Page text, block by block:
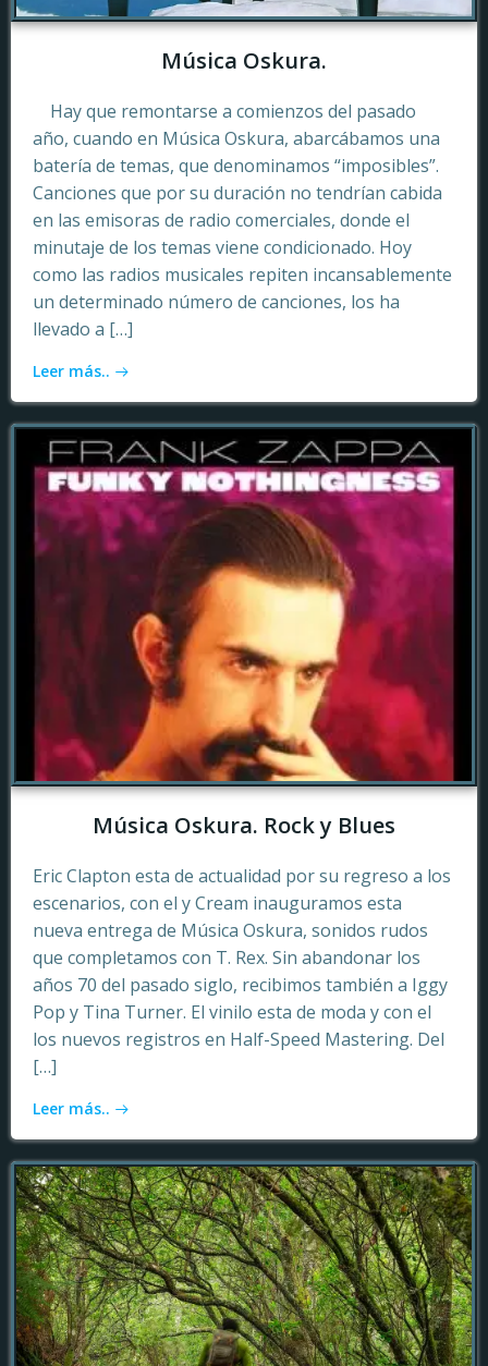
Música Oskura.
Hay que remontarse a comienzos del pasado
año, cuando en Música Oskura, abarcábamos una
batería de temas, que denominamos “imposibles”.
Canciones que por su duración no tendrían cabida
en las emisoras de radio comerciales, donde el
minutaje de los temas viene condicionado. Hoy
como las radios musicales repiten incansablemente
un determinado número de canciones, los ha
llevado a […]
Leer más..
Música Oskura. Rock y Blues
Eric Clapton esta de actualidad por su regreso a los
escenarios, con el y Cream inauguramos esta
nueva entrega de Música Oskura, sonidos rudos
que completamos con T. Rex. Sin abandonar los
años 70 del pasado siglo, recibimos también a Iggy
Pop y Tina Turner. El vinilo esta de moda y con el
los nuevos registros en Half-Speed Mastering. Del
[…]
Leer más..